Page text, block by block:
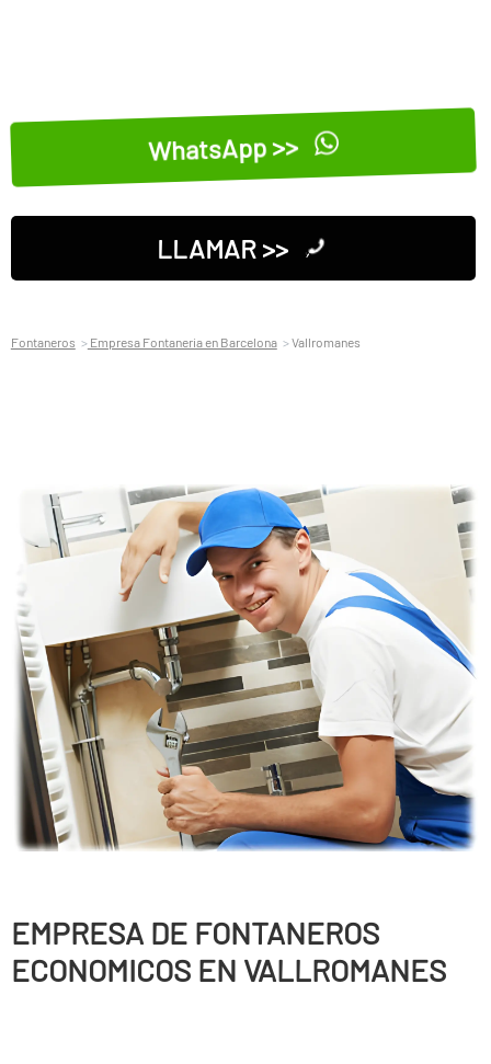
WhatsApp >>
LLAMAR >>
Fontaneros Empresa Fontaneria en Barcelona Vallromanes
EMPRESA DE FONTANEROS
ECONOMICOS EN VALLROMANES